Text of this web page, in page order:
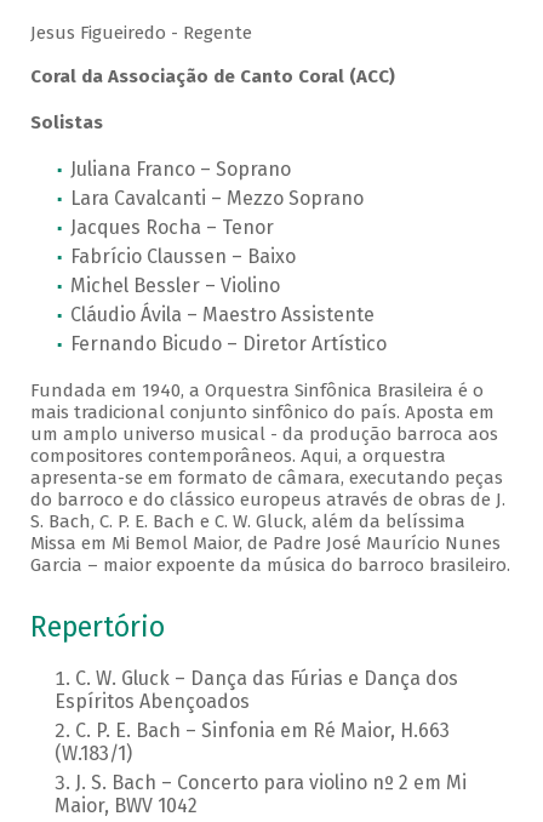
Jesus Figueiredo - Regente
Coral da Associação de Canto Coral (ACC)
Solistas
Juliana Franco – Soprano
Lara Cavalcanti – Mezzo Soprano
Jacques Rocha – Tenor
Fabrício Claussen – Baixo
Michel Bessler – Violino
Cláudio Ávila – Maestro Assistente
Fernando Bicudo – Diretor Artístico
Fundada em 1940, a Orquestra Sinfônica Brasileira é o
mais tradicional conjunto sinfônico do país. Aposta em
um amplo universo musical - da produção barroca aos
compositores contemporâneos. Aqui, a orquestra
apresenta-se em formato de câmara, executando peças
do barroco e do clássico europeus através de obras de J.
S. Bach, C. P. E. Bach e C. W. Gluck, além da belíssima
Missa em Mi Bemol Maior, de Padre José Maurício Nunes
Garcia – maior expoente da música do barroco brasileiro.
Repertório
C. W. Gluck – Dança das Fúrias e Dança dos
Espíritos Abençoados
C. P. E. Bach – Sinfonia em Ré Maior, H.663
(W.183/1)
J. S. Bach – Concerto para violino nº 2 em Mi
Maior, BWV 1042